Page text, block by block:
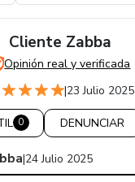
Cliente Zabba
Opinión real y verificada
|23 Julio 2025
0 DENUNCIAR
|24 Julio 2025